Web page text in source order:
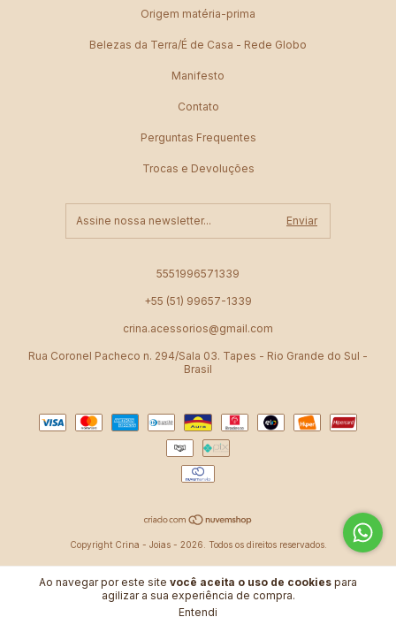
Ao navegar por este site você aceita o uso de cookies para
agilizar a sua experiência de compra.
Entendi
Origem matéria-prima
Belezas da Terra/É de Casa - Rede Globo
Manifesto
Contato
Perguntas Frequentes
Trocas e Devoluções
5551996571339
+55 (51) 99657-1339
crina.acessorios@gmail.com
Rua Coronel Pacheco n. 294/Sala 03. Tapes - Rio Grande do Sul -
Brasil
Copyright Crina - Joias - 2026. Todos os direitos reservados.